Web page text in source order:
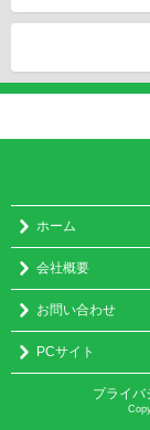
ホーム
会社概要
お問い合わせ
PCサイト
プライバ